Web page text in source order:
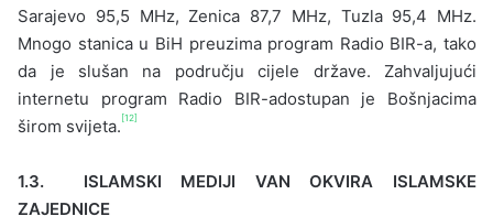
Sarajevo 95,5 MHz, Zenica 87,7 MHz, Tuzla 95,4 MHz.
Mnogo stanica u BiH preuzima program Radio BIR-a, tako
da je slušan na području cijele države. Zahvaljujući
internetu program Radio BIR-adostupan je Bošnjacima
širom svijeta. [12]
1.3. ISLAMSKI MEDIJI VAN OKVIRA ISLAMSKE
ZAJEDNICE